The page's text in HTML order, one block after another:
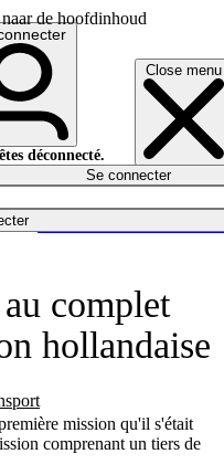
de hoofdinhoud
Close menu
déconnecté.
Se connecter
complet
hollandaise
mission qu'il s'était
comprenant un tiers de